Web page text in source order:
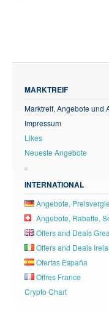
MARKTREIF
Marktreif, Angebote und
Impressum
Likes
Neueste Angebote
INTERNATIONAL
Angebote,
Angebote, Rabatte,
Offers and Deals
Offers and Deals
Ofertas España
Offres France
Crypto Chart